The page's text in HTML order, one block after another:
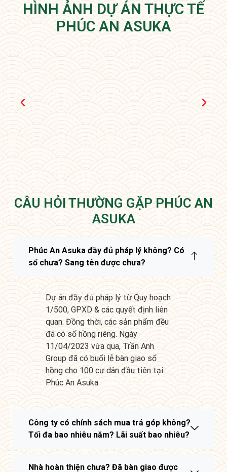
HÌNH ẢNH DỰ ÁN THỰC TẾ
PHÚC AN ASUKA
CÂU HỎI THƯỜNG GẶP PHÚC AN
ASUKA
Phúc An Asuka đầy đủ pháp lý không? Có
sổ chưa? Sang tên được chưa?
Dự án đầy đủ pháp lý từ Quy hoạch
1/500, GPXD & các quyết định liên
quan. Đồng thời, các sản phẩm đều
đã có sổ hồng riêng. Ngày
11/04/2023 vừa qua, Trần Anh
Group đã có buổi lễ bàn giao sổ
hồng cho 100 cư dân đầu tiên tại
Phúc An Asuka.
Công ty có chính sách mua trả góp không?
Tối đa bao nhiêu năm? Lãi suất bao nhiêu?
Nhà hoàn thiện chưa? Đã bàn giao được